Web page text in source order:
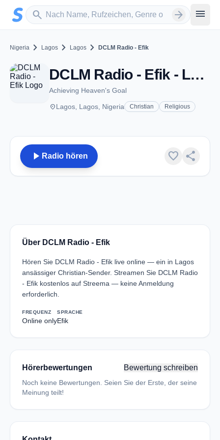
Zum Hauptinhalt springen
search
Sender suchen arrow_forward menu
Nigeria chevron_right Lagos chevron_right Lagos chevron_right DCLM Radio - Efik
DCLM Radio - Efik - Lagos
Achieving Heaven's Goal
placeLagos, Lagos, Nigeria Christian Religious
play_arrow Radio hören favorite share
Über DCLM Radio - Efik
Hören Sie DCLM Radio - Efik live online — ein in Lagos
ansässiger Christian-Sender. Streamen Sie DCLM Radio
- Efik kostenlos auf Streema — keine Anmeldung
erforderlich.
FREQUENZ
Online only
SPRACHE
Efik
Hörerbewertungen Bewertung schreiben
Noch keine Bewertungen. Seien Sie der Erste, der seine
Meinung teilt!